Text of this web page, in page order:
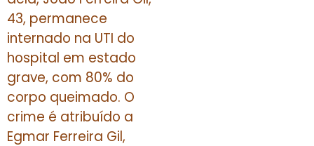
43, permanece
internado na UTI do
hospital em estado
grave, com 80% do
corpo queimado. O
crime é atribuído a
Egmar Ferreira Gil,